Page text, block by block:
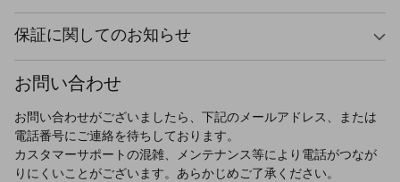
保証に関してのお知らせ
お問い合わせ
お問い合わせがございましたら、下記のメールアドレス、または
電話番号にご連絡を待ちしております。
カスタマーサポートの混雑、メンテナンス等により電話がつなが
りにくいことがございます。あらかじめご了承ください。